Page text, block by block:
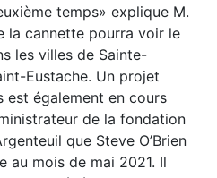
temps» explique M.
la cannette pourra voir le
les villes de Sainte-
Eustache. Un projet
est également en cours
de la fondation
que Steve O’Brien
au mois de mai 2021. Il